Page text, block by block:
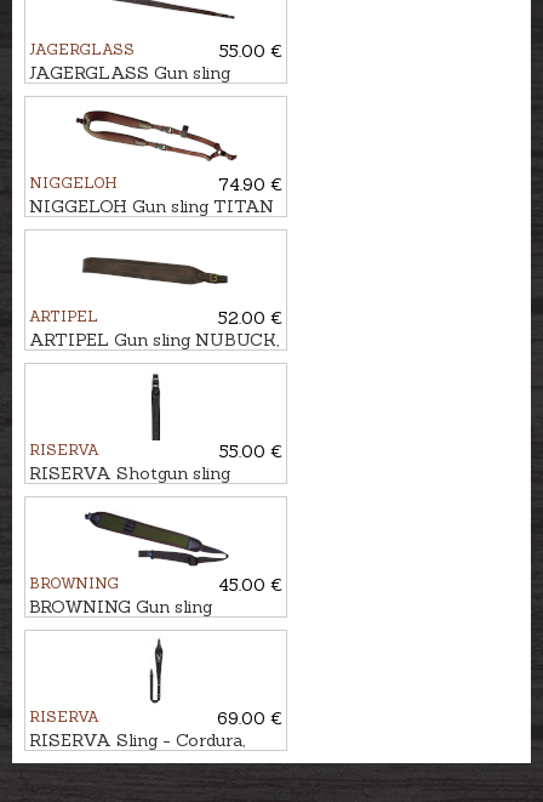
JAGERGLASS
55.00 €
JAGERGLASS Gun sling
HUNTER LUX - DEER
NIGGELOH
74.90 €
NIGGELOH Gun sling TITAN
II CORDURA
ARTIPEL
52.00 €
ARTIPEL Gun sling NUBUCK,
93cm
RISERVA
55.00 €
RISERVA Shotgun sling
carbon effect
BROWNING
45.00 €
BROWNING Gun sling
STALKER
RISERVA
69.00 €
RISERVA Sling - Cordura,
with embrodery BUCK